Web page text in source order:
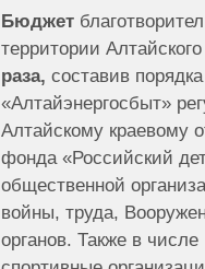
Бюджет
территории
раза, составив
«Алтайэнергосбыт»
Алтайскому краевому
фонда «Российский
общественной
войны, труда,
органов. Также в